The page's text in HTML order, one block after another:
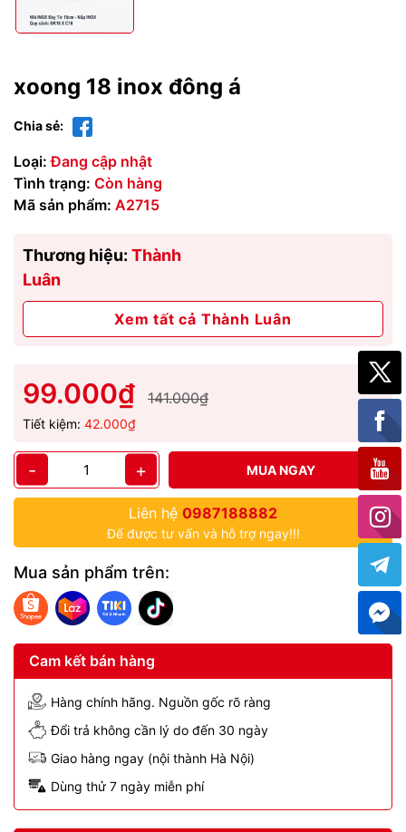
xoong 18 inox đông á
Chia sẻ:
Loại: Đang cập nhật
Tình trạng: Còn hàng
Mã sản phẩm: A2715
Thương hiệu: Thành
Luân
Xem tất cả Thành Luân
99.000₫ 141.000₫
Tiết kiệm: 42.000₫
- + MUA NGAY
Liên hệ 0987188882
Để được tư vấn và hỗ trợ ngay!!!
Mua sản phẩm trên:
Cam kết bán hàng
Hàng chính hãng. Nguồn gốc rõ ràng
Đổi trả không cần lý do đến 30 ngày
Giao hàng ngay (nội thành Hà Nội)
Dùng thử 7 ngày miễn phí